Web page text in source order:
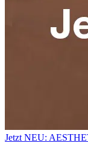
Jetzt NEU: